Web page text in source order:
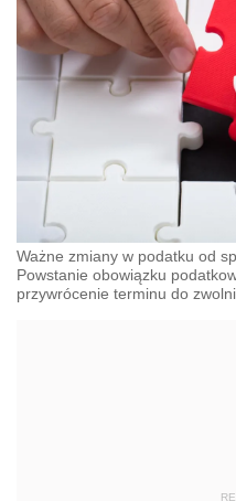
Ważne zmiany w podatku od
Powstanie obowiązku
przywrócenie terminu do